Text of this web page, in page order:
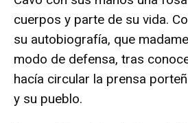
cuerpos y parte de su vida.
su autobiografía, que
modo de defensa, tras
hacía circular la prensa
y su pueblo.